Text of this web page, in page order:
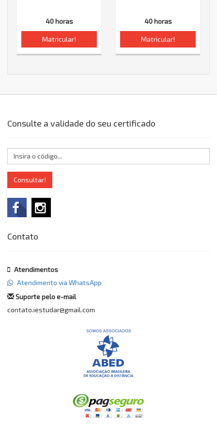
40 horas
Matricular!
40 horas
Matricular!
Consulte a validade do seu certificado
Consultar!
Contato
Atendimentos
Atendimento via WhatsApp
Suporte pelo e-mail
contato.iestudar@gmail.com